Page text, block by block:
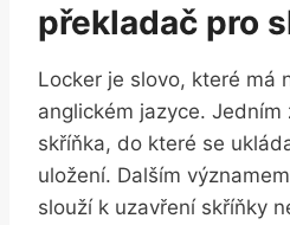
překladač pro
Locker je slovo, které má
anglickém jazyce. Jedním
skříňka, do které se
uložení. Dalším
slouží k uzavření skříňky